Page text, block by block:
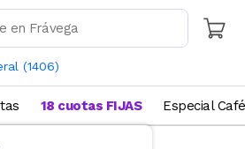
(1406)
18 cuotas FIJAS Especial Café